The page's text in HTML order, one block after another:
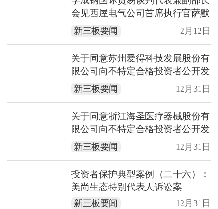
会见西屋电气公司首席执行官萨默
纳
新三板要闻 2月12日
关于同意苏州爱得科技发展股份有
限公司向不特定合格投资者公开发
行股票注册的批复
新三板要闻 12月31日
关于同意浙江海圣医疗器械股份有
限公司向不特定合格投资者公开发
行股票注册的批复
新三板要闻 12月31日
投资者保护典型案例（二十六）：
美尚生态特别代表人诉讼案
新三板要闻 12月31日